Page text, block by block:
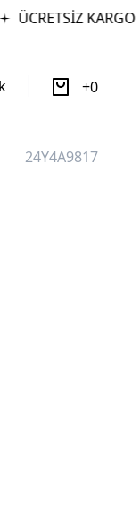
ÜCRETSİZ KARGO
0
24Y4A9817